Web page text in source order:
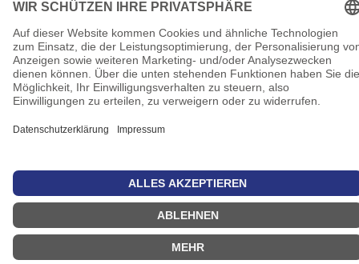
Rechtliche Angaben
Impressum
AGB
Datenschutz